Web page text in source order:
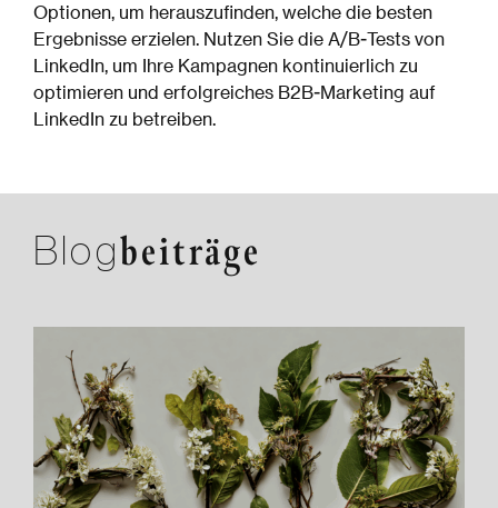
Optionen, um herauszufinden, welche die besten
Ergebnisse erzielen. Nutzen Sie die A/B-Tests von
LinkedIn, um Ihre Kampagnen kontinuierlich zu
optimieren und erfolgreiches B2B-Marketing auf
LinkedIn zu betreiben.
Blogbeiträge